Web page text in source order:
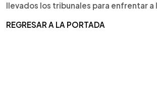
llevados los tribunales para enfrentar a
REGRESAR A LA PORTADA